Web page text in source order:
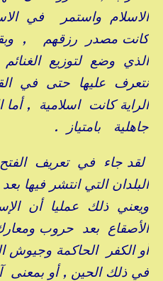
الاسلام واستمر في
كانت مصدر رزقهم ,
الذي وضع لتوزيع
نتعرف عليها حتى في
الراية كانت اسلامية ,
جاهلية بامتياز .
لقد جاء في تعريف
البلدان التي انتشر فيها
ويعني ذلك عمليا أن
الأصقاع بعد حروب
أو الكفر الحاكمة وجيوش
في ذلك الحين , أو